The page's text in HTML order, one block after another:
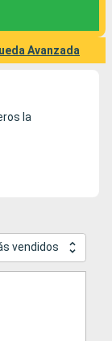
Avanzada
la
vendidos